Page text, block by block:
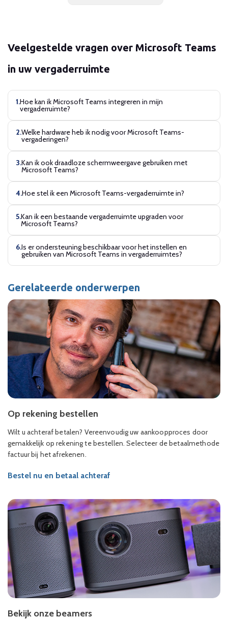
Veelgestelde vragen over Microsoft Teams
in uw vergaderruimte
Hoe kan ik Microsoft Teams integreren in mijn
vergaderruimte?
Welke hardware heb ik nodig voor Microsoft Teams-
vergaderingen?
Kan ik ook draadloze schermweergave gebruiken met
Microsoft Teams?
Hoe stel ik een Microsoft Teams-vergaderruimte in?
Kan ik een bestaande vergaderruimte upgraden voor
Microsoft Teams?
Is er ondersteuning beschikbaar voor het instellen en
gebruiken van Microsoft Teams in vergaderruimtes?
Gerelateerde onderwerpen
Op rekening bestellen
Wilt u achteraf betalen? Vereenvoudig uw aankoopproces door
gemakkelijk op rekening te bestellen. Selecteer de betaalmethode
factuur bij het afrekenen.
Bestel nu en betaal achteraf
Bekijk onze beamers